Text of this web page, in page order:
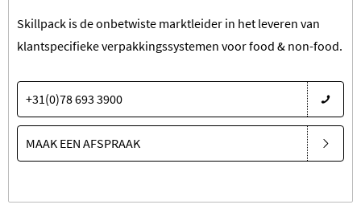
Skillpack is de onbetwiste marktleider in het leveren van
klantspecifieke verpakkingssystemen voor food & non-food.
+31(0)78 693 3900
MAAK EEN AFSPRAAK